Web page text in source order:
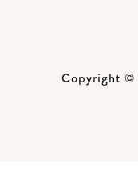
Copyright ©